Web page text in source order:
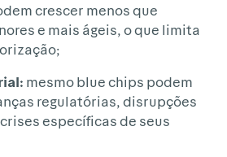
crescer menos que
e mais ágeis, o que limita
mesmo blue chips podem
regulatórias, disrupções
específicas de seus